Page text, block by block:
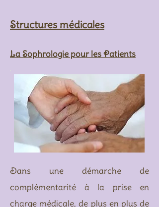
Structures médicales
La Sophrologie pour les Patients
Dans une démarche de
complémentarité à la prise en
charge médicale, de plus en plus de